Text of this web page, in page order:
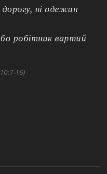
ні одежин
бо робітник вартий
16)